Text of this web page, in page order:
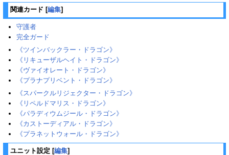
関連カード [編集]
守護者
完全ガード
《ツインバックラー・ドラゴン》
《リキューザルヘイト・ドラゴン》
《ヴァイオレート・ドラゴン》
《プラナプリベント・ドラゴン》
《スパークルリジェクター・ドラゴン》
《リペルドマリス・ドラゴン》‎
《パラディウムジール・ドラゴン》‎
《カストーディアル・ドラゴン》‎
《プラネットウォール・ドラゴン》‎
ユニット設定 [編集]